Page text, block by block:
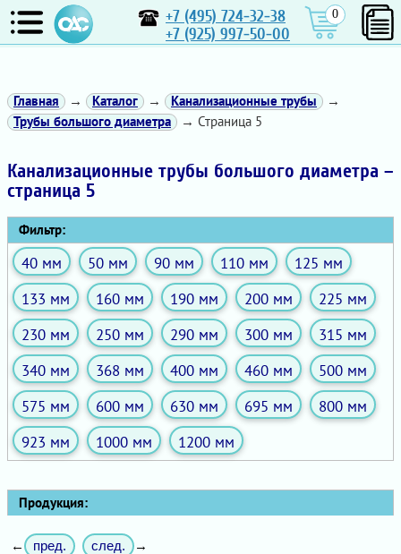
+7 (495) 724-32-38
+7 (925) 997-50-00
0
Главная → Каталог → Канализационные трубы
→
Трубы большого диаметра
→ Страница 5
Канализационные трубы большого диаметра –
страница 5
Фильтр:
40 мм 50 мм 90 мм 110 мм
125 мм
133 мм
160 мм 190 мм 200 мм
225 мм
230 мм
250 мм 290 мм 300 мм
315 мм
340 мм
368 мм 400 мм 460 мм
500 мм
575 мм
600 мм 630 мм 695 мм
800 мм
923 мм
1000 мм 1200 мм
Продукция:
← пред. след. →